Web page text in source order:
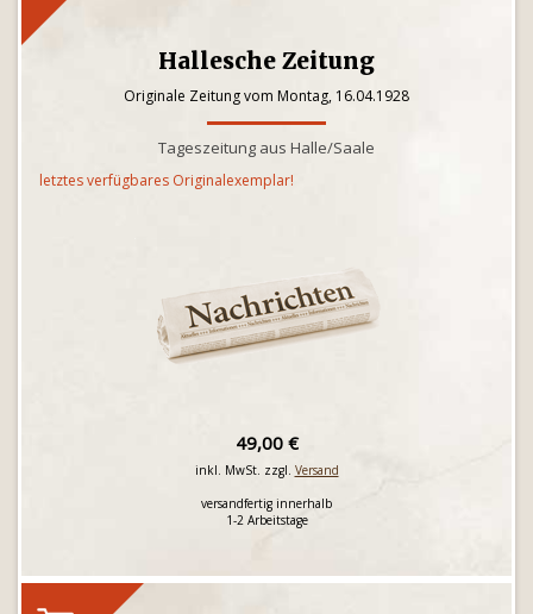
Hallesche Zeitung
Originale Zeitung vom Montag, 16.04.1928
Tageszeitung aus Halle/Saale
letztes verfügbares Originalexemplar!
49,00 €
inkl. MwSt. zzgl. Versand
versandfertig innerhalb
1-2 Arbeitstage